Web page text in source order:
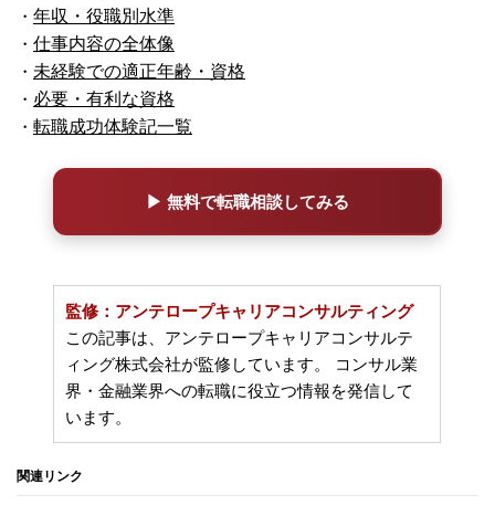
・ 年収・役職別水準
・ 仕事内容の全体像
・ 未経験での適正年齢・資格
・ 必要・有利な資格
・ 転職成功体験記一覧
▶ 無料で転職相談してみる
監修：アンテロープキャリアコンサルティング
この記事は、アンテロープキャリアコンサルテ
ィング株式会社が監修しています。 コンサル業
界・金融業界への転職に役立つ情報を発信して
います。
関連リンク